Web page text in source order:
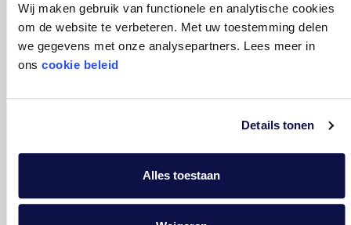
Wij maken gebruik van functionele en analytische cookies
om de website te verbeteren. Met uw toestemming delen
we gegevens met onze analysepartners. Lees meer in
ons cookie beleid
Details tonen
Alles toestaan
Wetenschappelijke artikelen
Klachten
Algemene betalingsvoorwaarden
Vergoedingsvoorwaarden